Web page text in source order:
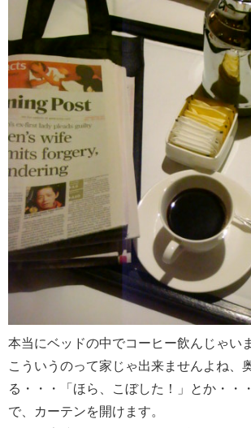
本当にベッドの中でコーヒー飲んじゃい
こういうのって家じゃ出来ませんよね、
る・・・「ほら、こぼした！」とか・・
で、カーテンを開けます。